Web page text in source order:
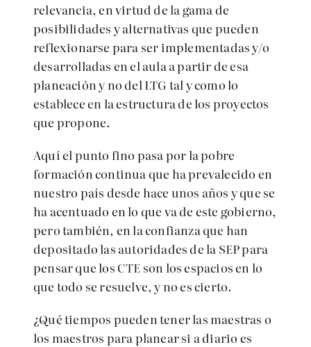
relevancia, en virtud de la gama de
posibilidades y alternativas que pueden
reflexionarse para ser implementadas y/o
desarrolladas en el aula a partir de esa
planeación y no del LTG tal y como lo
establece en la estructura de los proyectos
que propone.
Aquí el punto fino pasa por la pobre
formación continua que ha prevalecido en
nuestro país desde hace unos años y que se
ha acentuado en lo que va de este gobierno,
pero también, en la confianza que han
depositado las autoridades de la SEP para
pensar que los CTE son los espacios en lo
que todo se resuelve, y no es cierto.
¿Qué tiempos pueden tener las maestras o
los maestros para planear si a diario es